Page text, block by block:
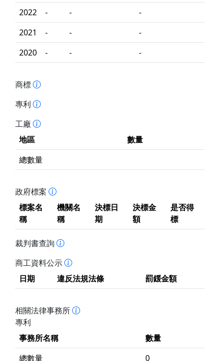
2022
- -
-
2021
- -
-
2020
- - -
商標
專利
工廠
地區
數量
總數量
政府標案
標案名
稱
機關名
稱
決標日
期
決標金
額
是否得
標
裁判書查詢
商工資料公示
日期
違反法規法條 罰鍰金額
相關法律事務所
專利
事務所名稱
數量
總數量
0